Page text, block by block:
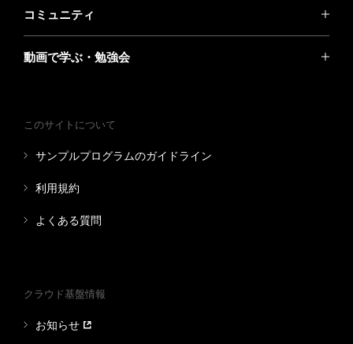
コミュニティ
動画で学ぶ・勉強会
このサイトについて
サンプルプログラムのガイドライン
利用規約
よくある質問
クラウド基盤情報
お知らせ